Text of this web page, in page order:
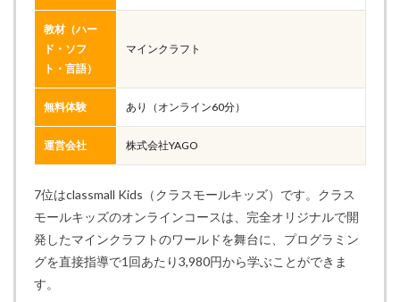
教材（ハー
ド・ソフ
ト・言語）
マインクラフト
無料体験 あり（オンライン60分）
運営会社 株式会社YAGO
7位はclassmall Kids（クラスモールキッズ）です。クラス
モールキッズのオンラインコースは、完全オリジナルで開
発したマインクラフトのワールドを舞台に、プログラミン
グを直接指導で1回あたり3,980円から学ぶことができま
す。